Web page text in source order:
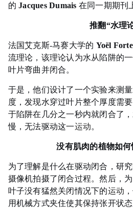
的Jacques Dumais 在同一期期刊
推翻“水理
法国艾克斯-马赛大学的 Yoël
流理论，该理论认为水从陷阱的
叶片弯曲并闭合。
于是，他们设计了一个实验来测
度，发现水穿过叶片整个厚度需要
于陷阱在几分之一秒内就闭合了
慢，无法驱动这一运动。
没有肌肉的植物如何
为了理解是什么在驱动闭合，研
摄像机拍摄了闭合过程。然后，
叶子没有猛然关闭情况下的运动
用机械方式夹住使其保持张开状